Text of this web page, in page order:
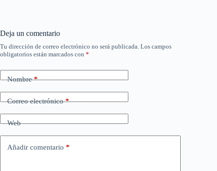
Deja un comentario
Tu dirección de correo electrónico no será publicada. Los campos
obligatorios están marcados con *
Nombre*
Correo electrónico*
Web
Añadir comentario *